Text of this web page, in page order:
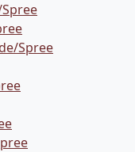
Spree